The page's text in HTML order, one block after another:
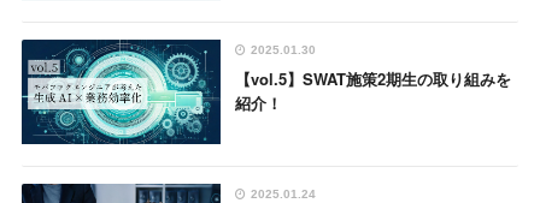
2025.01.30
【vol.5】SWAT施策2期生の取り組みを
紹介！
2025.01.24